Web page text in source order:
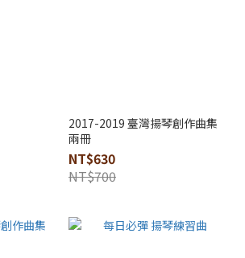
2017-2019 臺灣揚琴創作曲集
兩冊
NT$630
NT$700